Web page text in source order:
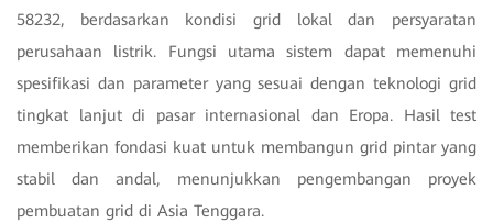
58232, berdasarkan kondisi grid lokal dan persyaratan
perusahaan listrik. Fungsi utama sistem dapat memenuhi
spesifikasi dan parameter yang sesuai dengan teknologi grid
tingkat lanjut di pasar internasional dan Eropa. Hasil test
memberikan fondasi kuat untuk membangun grid pintar yang
stabil dan andal, menunjukkan pengembangan proyek
pembuatan grid di Asia Tenggara.